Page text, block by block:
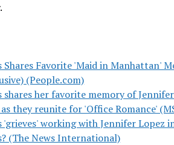
Shares Favorite 'Maid in Manhattan'
(People.com)
shares her favorite memory of
they reunite for 'Office Romance'
'grieves' working with Jennifer Lopez
(The News International)